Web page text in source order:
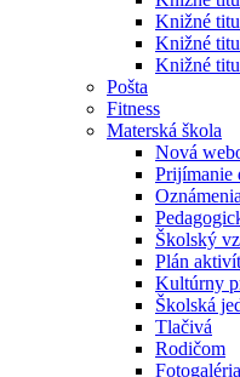
Knižné
Knižné
Knižné
Pošta
Fitness
Materská škola
Nová
Prijímanie
Oznámenia
Školský
Plán aktivít
Kultúrny
Školská
Tlačivá
Rodičom
Fotogaléria